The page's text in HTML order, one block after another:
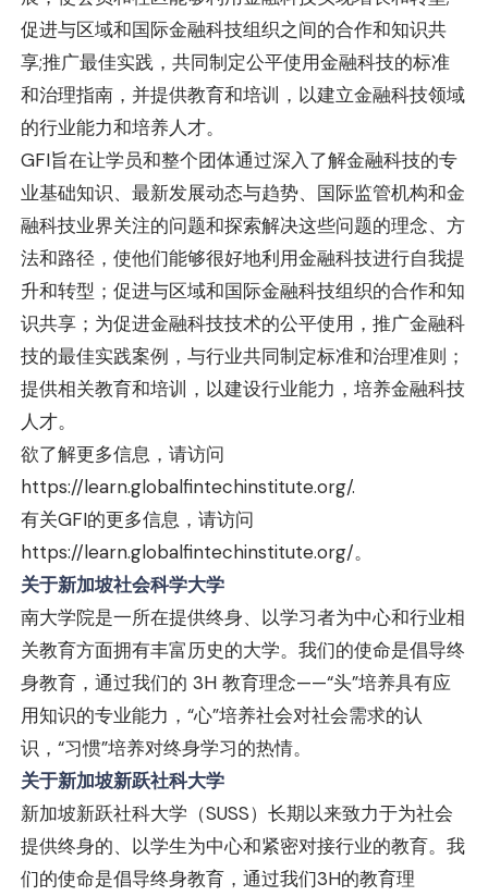
促进与区域和国际金融科技组织之间的合作和知识共
享;推广最佳实践，共同制定公平使用金融科技的标准
和治理指南，并提供教育和培训，以建立金融科技领域
的行业能力和培养人才。
GFI旨在让学员和整个团体通过深入了解金融科技的专
业基础知识、最新发展动态与趋势、国际监管机构和金
融科技业界关注的问题和探索解决这些问题的理念、方
法和路径，使他们能够很好地利用金融科技进行自我提
升和转型；促进与区域和国际金融科技组织的合作和知
识共享；为促进金融科技技术的公平使用，推广金融科
技的最佳实践案例，与行业共同制定标准和治理准则；
提供相关教育和培训，以建设行业能力，培养金融科技
人才。
欲了解更多信息，请访问
https://learn.globalfintechinstitute.org/.
有关GFI的更多信息，请访问
https://learn.globalfintechinstitute.org/。
关于新加坡社会科学大学
南大学院是一所在提供终身、以学习者为中心和行业相
关教育方面拥有丰富历史的大学。我们的使命是倡导终
身教育，通过我们的 3H 教育理念——“头”培养具有应
用知识的专业能力，“心”培养社会对社会需求的认
识，“习惯”培养对终身学习的热情。
关于新加坡新跃社科大学
新加坡新跃社科大学（SUSS）长期以来致力于为社会
提供终身的、以学生为中心和紧密对接行业的教育。我
们的使命是倡导终身教育，通过我们3H的教育理